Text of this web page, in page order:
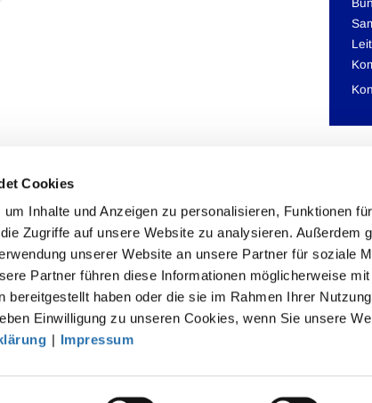
Cookies
Inhalte und Anzeigen zu personalisieren, Funktionen
Zugriffe auf unsere Website zu analysieren. Außerdem
unserer Website an unsere Partner für soziale
Partner führen diese Informationen möglicherweise
bereitgestellt haben oder die sie im Rahmen Ihrer
Einwilligung zu unseren Cookies, wenn Sie unsere
| Impressum
der deutschen Ärztekammern
Lewin-Platz 1, 10623 Berlin